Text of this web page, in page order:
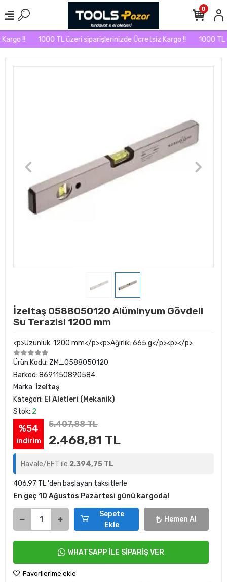
!! 1000 TL üzeri siparişlerinizde Ücretsiz Kargo !! 1000 TL
0
İzeltaş 0588050120 Alüminyum Gövdeli
Su Terazisi 1200 mm
<p>Uzunluk: 1200 mm</p><p>Ağırlık: 665 g</p><p></p>
Ürün Kodu: ZM_0588050120
Barkod: 8691150890584
Marka: İzeltaş
Kategori: El Aletleri (Mekanik)
Stok: 2
%54
indirim
5.407,88 TL
2.468,81 TL
Havale/EFT ile 2.394,75 TL
406,97 TL 'den başlayan taksitlerle
En geç 10 Ağustos Pazartesi günü kargoda!
Sepete
Ekle
Hemen Al
WHATSAPP İLE SİPARİŞ VER
Favorilerime ekle